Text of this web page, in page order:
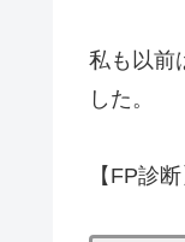
私も以前
した。
【FP診